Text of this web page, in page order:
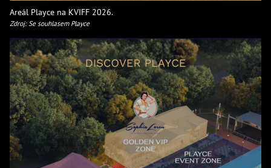
Areál Playce na KVIFF 2026.
Zdroj: Se souhlasem Playce